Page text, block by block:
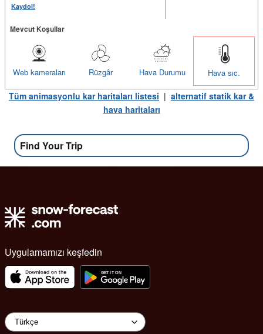
Kaydol!
Mevcut Koşullar
Hava sıc.
Hava Durumu
Rüzgâr
Web kameraları
Tüm animasyonlu kar haritaları listesi | alternatif statik kar &
hava haritaları
Find Your Trip
Uygulamamızı keşfedin